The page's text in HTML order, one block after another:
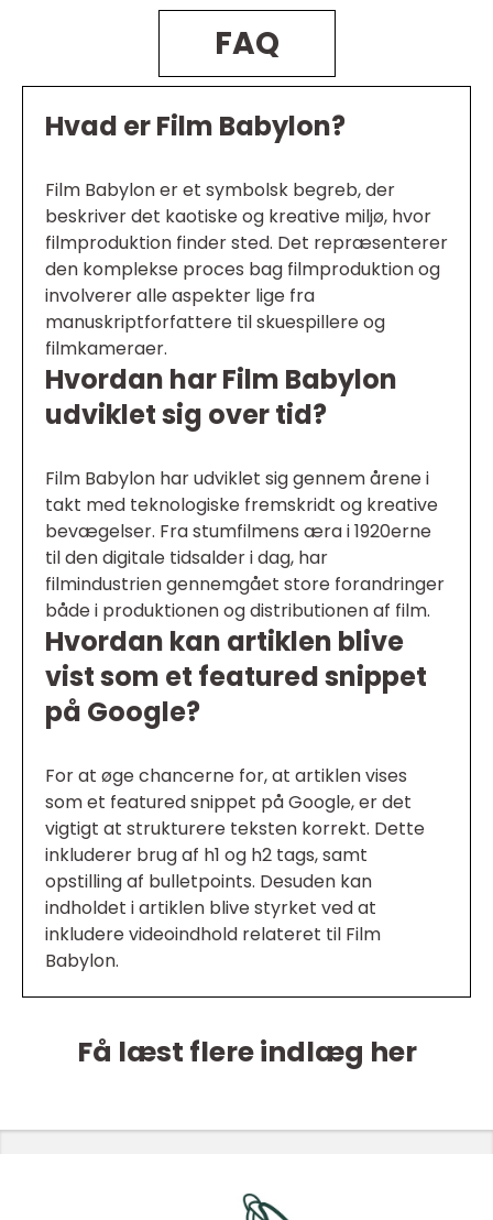
FAQ
Hvad er Film Babylon?
Film Babylon er et symbolsk begreb, der
beskriver det kaotiske og kreative miljø, hvor
filmproduktion finder sted. Det repræsenterer
den komplekse proces bag filmproduktion og
involverer alle aspekter lige fra
manuskriptforfattere til skuespillere og
filmkameraer.
Hvordan har Film Babylon
udviklet sig over tid?
Film Babylon har udviklet sig gennem årene i
takt med teknologiske fremskridt og kreative
bevægelser. Fra stumfilmens æra i 1920erne
til den digitale tidsalder i dag, har
filmindustrien gennemgået store forandringer
både i produktionen og distributionen af film.
Hvordan kan artiklen blive
vist som et featured snippet
på Google?
For at øge chancerne for, at artiklen vises
som et featured snippet på Google, er det
vigtigt at strukturere teksten korrekt. Dette
inkluderer brug af h1 og h2 tags, samt
opstilling af bulletpoints. Desuden kan
indholdet i artiklen blive styrket ved at
inkludere videoindhold relateret til Film
Babylon.
Få læst flere indlæg her